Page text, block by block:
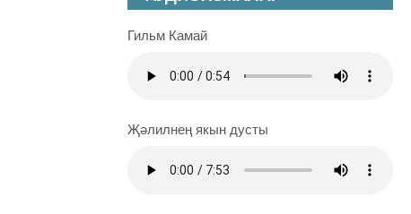
Гильм Камай
Җәлилнең якын дусты